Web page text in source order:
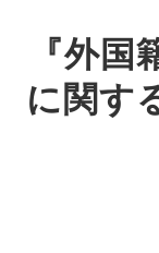
『外
に関す